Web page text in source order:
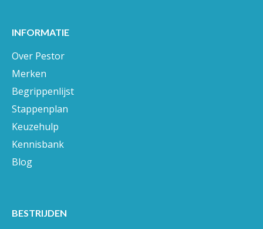
INFORMATIE
Over Pestor
Merken
Begrippenlijst
Stappenplan
Keuzehulp
Kennisbank
Blog
BESTRIJDEN